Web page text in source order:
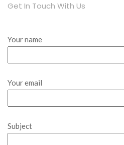
Get In Touch With Us
Your name
Your email
Subject